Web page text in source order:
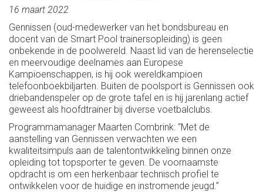
16 maart 2022
Gennissen (oud-medewerker van het bondsbureau en
docent van de Smart Pool trainersopleiding) is geen
onbekende in de poolwereld. Naast lid van de herenselectie
en meervoudige deelnames aan Europese
Kampioenschappen, is hij ook wereldkampioen
telefoonboekbiljarten. Buiten de poolsport is Gennissen ook
driebandenspeler op de grote tafel en is hij jarenlang actief
geweest als hoofdtrainer bij diverse voetbalclubs.
Programmamanager Maarten Combrink: “Met de
aanstelling van Gennissen verwachten we een
kwaliteitsimpuls aan de talentontwikkeling binnen onze
opleiding tot topsporter te geven. De voornaamste
opdracht is om een herkenbaar technisch profiel te
ontwikkelen voor de huidige en instromende jeugd.”